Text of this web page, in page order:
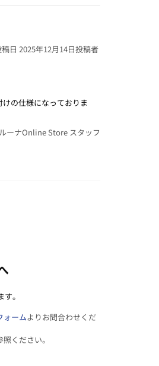
投稿者
日 2025年12月14日
の仕様になっておりま
ーナOnline Store スタッフ
。
ォームよりお問合わせくだ
ください。